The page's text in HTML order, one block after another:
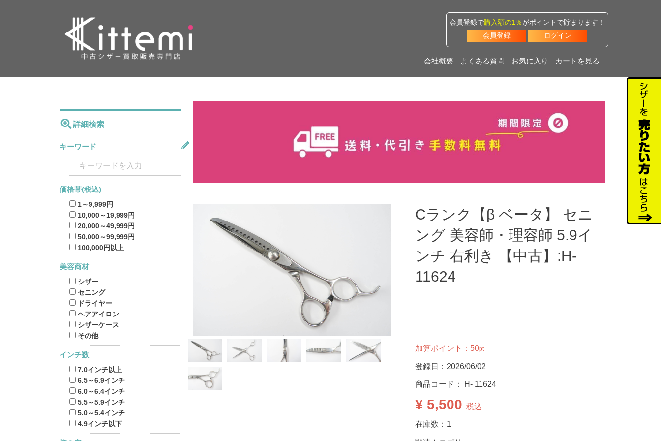
会員登録で購入額の1％がポイントで貯まります！
会員登録
ログイン
会社概要 よくある質問 お気に入り カートを見る
詳細検索
キーワード
価格帯(税込)
1～9,999円
10,000～19,999円
20,000～49,999円
50,000～99,999円
100,000円以上
美容商材
シザー
セニング
ドライヤー
ヘアアイロン
シザーケース
その他
インチ数
7.0インチ以上
6.5～6.9インチ
6.0～6.4インチ
5.5～5.9インチ
5.0～5.4インチ
4.9インチ以下
Cランク【β ベータ】 セニ
ング 美容師・理容師 5.9イ
ンチ 右利き 【中古】:H-
11624
加算ポイント： 50pt
登録日：2026/06/02
商品コード： H- 11624
¥ 5,500 税込
在庫数：1